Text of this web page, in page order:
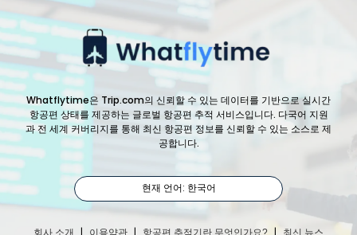
Whatflytime은 Trip.com의 신뢰할 수 있는 데이터를 기반으로 실시간
항공편 상태를 제공하는 글로벌 항공편 추적 서비스입니다. 다국어 지원
과 전 세계 커버리지를 통해 최신 항공편 정보를 신뢰할 수 있는 소스로 제
공합니다.
현재 언어: 한국어
회사 소개 | 이용약관 | 항공편 추적기란 무엇인가요? | 최신 뉴스